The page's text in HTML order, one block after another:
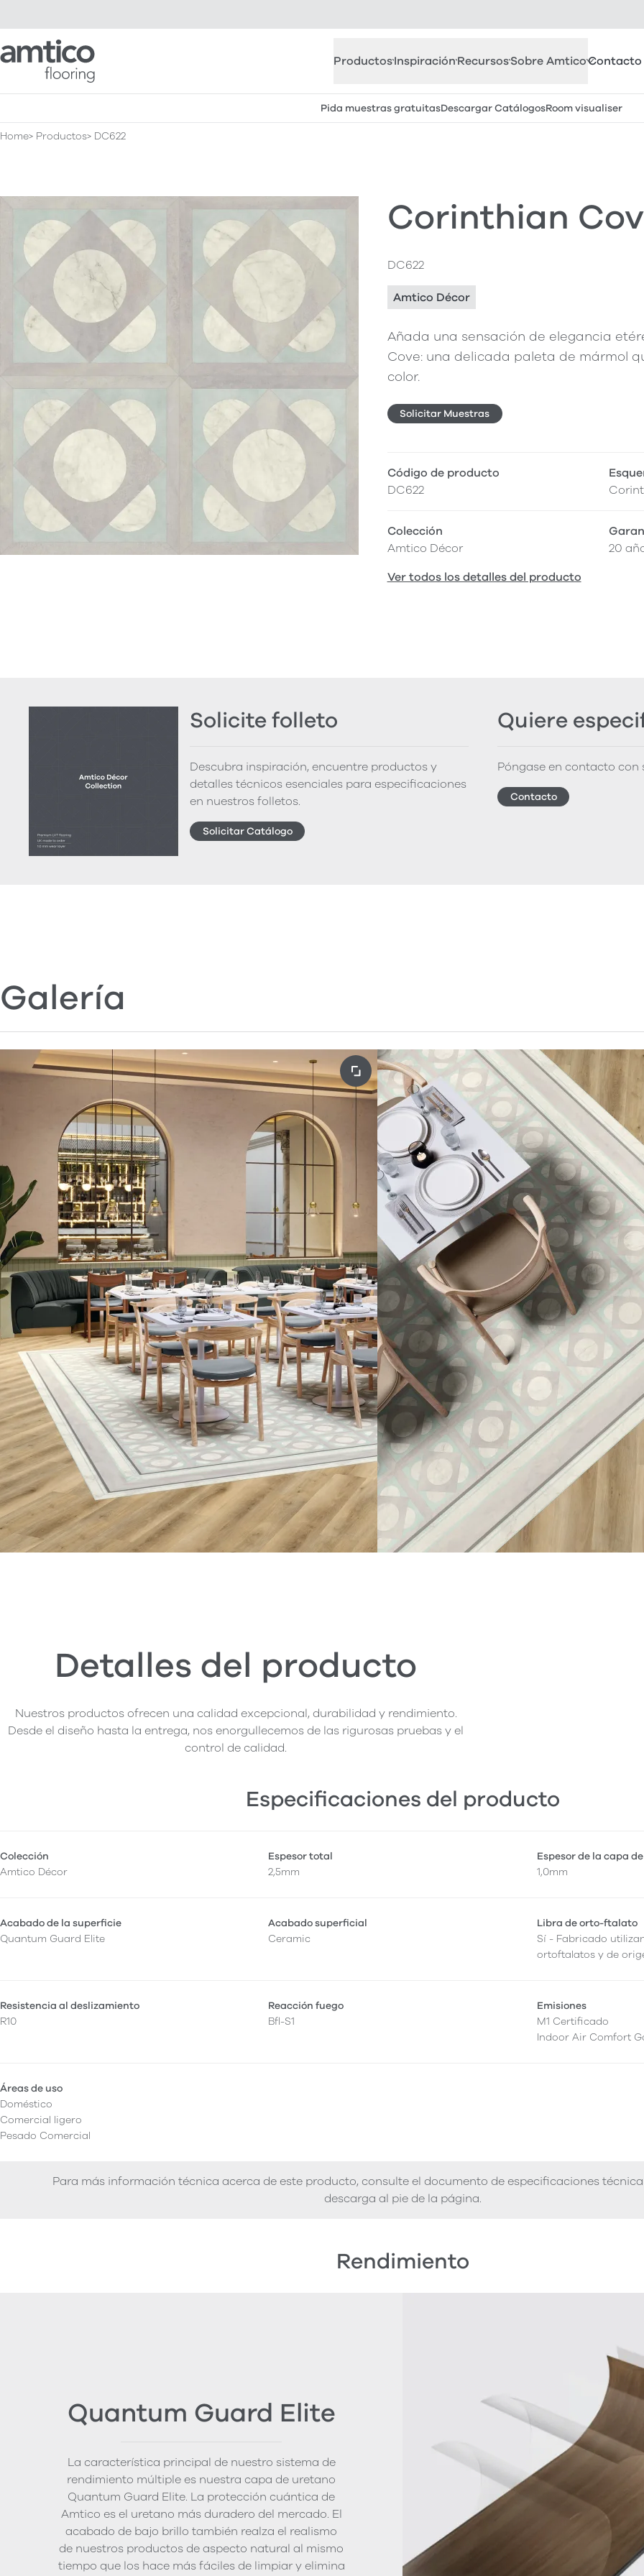
Amtico Flooring
ProductosInspiraciónRecursosSobre AmticoContacto
Pida muestras gratuitasDescargar CatálogosRoom visualiser
Home Productos DC622
Corinthian
DC622
Amtico Décor
Añada una sensación de elegancia
Cove: una delicada paleta de mármol
color.
Solicitar Muestras
Código de producto
DC622
Colección
Amtico Décor
20
Ver todos los detalles del producto
Solicite folleto
Descubra inspiración, encuentre productos y
detalles técnicos esenciales para especificaciones
en nuestros folletos.
Solicitar Catálogo
Quiere
Póngase en contacto con
Contacto
Galería
Detalles del producto
Nuestros productos ofrecen una calidad excepcional, durabilidad y rendimiento.
Desde el diseño hasta la entrega, nos enorgullecemos de las rigurosas pruebas y el
control de calidad.
Especificaciones del producto
Colección
Amtico Décor
Espesor total
2,5mm
Espesor de la capa
1,0mm
Acabado de la superficie
Quantum Guard Elite
Acabado superficial
Ceramic
Libra de orto-ftalato
Sí - Fabricado
ortoftalatos y de
Resistencia al deslizamiento
R10
Reacción fuego
Bfl-S1
Emisiones
M1 Certificado
Indoor Air Comfort
Áreas de uso
Doméstico
Comercial ligero
Pesado Comercial
Para más información técnica acerca de este producto, consulte el documento de especificaciones
descarga al pie de la página.
Rendimiento
Quantum Guard Elite
La característica principal de nuestro sistema de
rendimiento múltiple es nuestra capa de uretano
Quantum Guard Elite. La protección cuántica de
Amtico es el uretano más duradero del mercado. El
acabado de bajo brillo también realza el realismo
de nuestros productos de aspecto natural al mismo
tiempo que los hace más fáciles de limpiar y elimina